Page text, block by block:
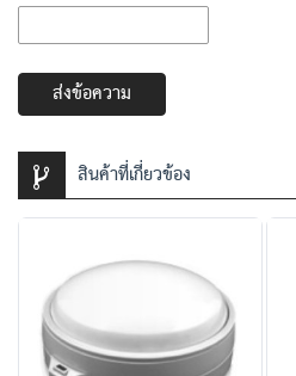
ส่งข้อความ
สินค้าที่เกี่ยวข้อง